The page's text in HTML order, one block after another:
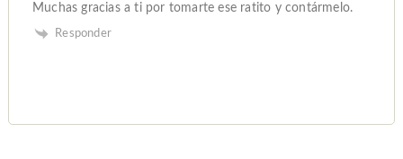
Muchas gracias a ti por tomarte ese ratito y contármelo.
Responder